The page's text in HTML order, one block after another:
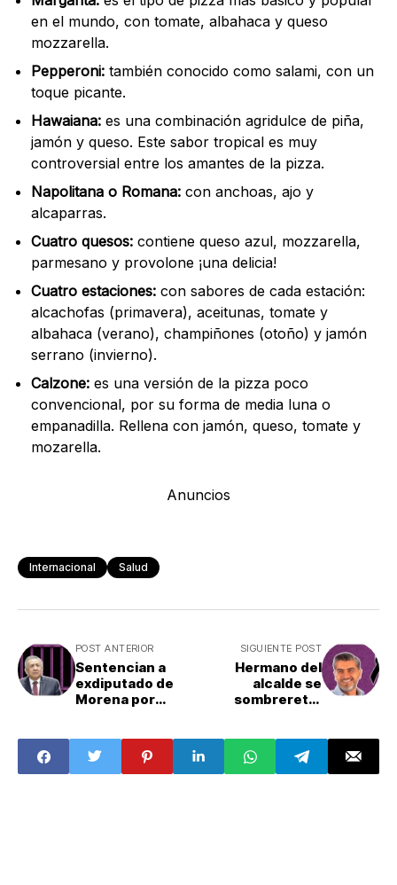
en el mundo, con tomate, albahaca y queso
mozzarella.
Pepperoni: también conocido como salami, con un
toque picante.
Hawaiana: es una combinación agridulce de piña,
jamón y queso. Este sabor tropical es muy
controversial entre los amantes de la pizza.
Napolitana o Romana: con anchoas, ajo y
alcaparras.
Cuatro quesos: contiene queso azul, mozzarella,
parmesano y provolone ¡una delicia!
Cuatro estaciones: con sabores de cada estación:
alcachofas (primavera), aceitunas, tomate y
albahaca (verano), champiñones (otoño) y jamón
serrano (invierno).
Calzone: es una versión de la pizza poco
convencional, por su forma de media luna o
empanadilla. Rellena con jamón, queso, tomate y
mozarella.
Anuncios
Internacional Salud
POST ANTERIOR
Sentencian a
exdiputado de
Morena por
denunciaron
SIGUIENTE POST
Hermano del
alcalde se
sombrerete,
pasó?